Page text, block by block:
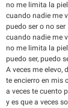
no me limita la piel
cuando nadie me
puedo ser o no ser
cuando nadie me
no me limita la piel
puedo ser, puedo
A veces me elevo,
te encierro en mis
a veces te cuento
y es que a veces